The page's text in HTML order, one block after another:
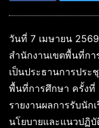
วันที่ 7 เมษายน
สำนักงานเขตพื้นที่ก
เป็นประธานการประ
พื้นที่การศึกษา ครั้งที่
รายงานผลการรับนัก
นโยบายและแนวปฏิ